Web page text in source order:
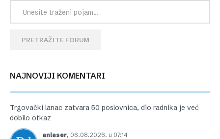
PRETRAŽITE FORUM
NAJNOVIJI KOMENTARI
Trgovački lanac zatvara 50 poslovnica, dio radnika je već
dobilo otkaz
anlaser, 06.08.2026. u 07:14